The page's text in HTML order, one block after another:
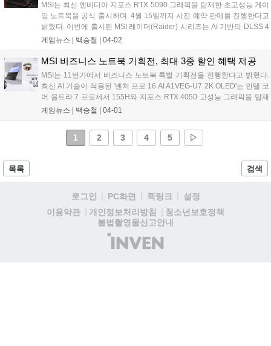
MSI는 최신 엔비디아 지포스 RTX 5090 그래픽을 탑재한 초고성능 게이
밍 노트북을 공식 출시하며, 4월 15일까지 사전 예약 판매를 진행한다고
밝혔다. 이번에 출시된 MSI 레이더(Raider) 시리즈는 AI 기반의 DLSS 4
와 풀 레이 트레이싱 기술을 지원하는 최신 RTX 5090 그래픽을 탑재해
CUDA 코어 덕분에 기존 세대 대비 더욱 부드러운 프레임률과 높은 처리
속도를 보장한다. 4K 해상도에서도 최고 수준의 게이밍 및 크리에이티
브 작업 환경을 구현할 수 있다....
게임뉴스 | 백승철 04-02
MSI 비즈니스 노트북 기획전, 최대 3중 할인 혜택 제공
MSI는 11번가에서 비즈니스 노트북 특별 기획전을 진행한다고 밝혔다.
최신 AI 기술이 적용된 '벤처 프로 16 AI A1VEG-U7 2K OLED'는 인텔 코
어 울트라 7 프로세서 155H와 지포스 RTX 4050 고성능 그래픽을 탑재
했다. AI 연산을 가속화하는 NPU를 통해 영상 편집, 그래픽 작업 등에서
색감과 높은 몰입감을 제공한다. 세련된 디자인과 뛰어난 내구성으로 프
로페셔널한 비즈니스 환경에 최적화되었다....
게임뉴스 | 백승철 04-01
1 2 3 4 5 ▷
목록 검색
로그인 PC화면 퀵링크
설정
이용약관
개인정보처리방침
청소년보호정책
불법촬영물신고안내
(주)
인